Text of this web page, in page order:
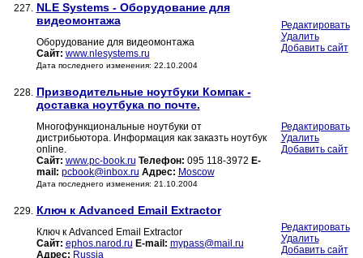
227. NLE Systems - Оборудование для
видеомонтажа
Оборудование для видеомонтажа
Сайт: www.nlesystems.ru
Дата последнего изменения: 22.10.2004
Редактировать
Удалить
Добавить сайт
228. Призводительные ноутбуки Компак -
доставка ноутбука по почте.
Многофункциональные ноутбуки от
дистрибьютора. Информация как заказть ноутбук
online.
Сайт: www.pc-book.ru Телефон: 095 118-3972 E-
mail: pcbook@inbox.ru Адрес: Moscow
Дата последнего изменения: 21.10.2004
Редактировать
Удалить
Добавить сайт
229. Ключ к Advanced Email Extractor
Ключ к Advanced Email Extractor
Сайт: ephos.narod.ru E-mail: mypass@mail.ru
Адрес: Russia
Редактировать
Удалить
Добавить сайт